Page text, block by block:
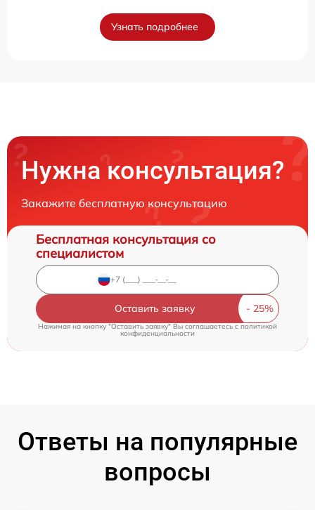
Узнать подробнее
Нужна консультация?
Закажите бесплатную консультацию
Бесплатная консультация со
специалистом
Оставить заявку
Нажимая на кнопку "Оставить заявку" Вы соглашаетесь cполитикой
конфиденциальности
Ответы на популярные
вопросы